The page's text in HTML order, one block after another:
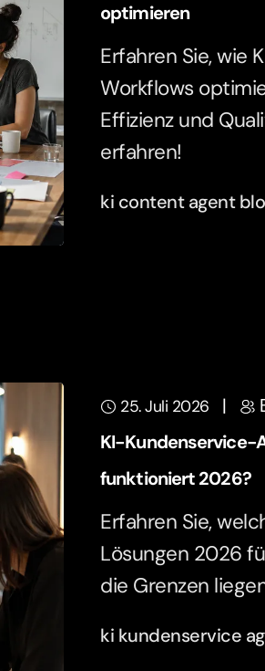
optimieren
Erfahren Sie, wie
Workflows
Effizienz und
erfahren!
ki content agent
25. Juli 2026 |
KI-Kundenservice-
funktioniert 2026?
Erfahren Sie,
Lösungen 2026
die Grenzen
ki kundenservice